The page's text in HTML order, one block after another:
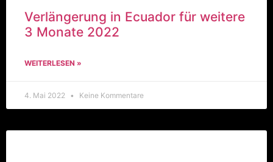
Verlängerung in Ecuador für weitere
3 Monate 2022
WEITERLESEN »
4. Mai 2022 Keine Kommentare